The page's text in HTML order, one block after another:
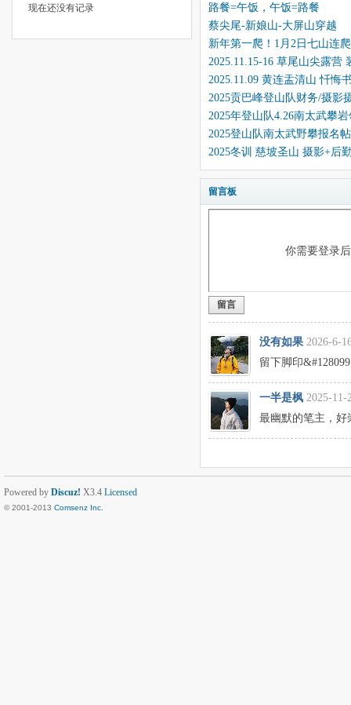
现在还没有记录
路餐=午饭，午饭=路餐
蔡尖尾-新娘山-大屏山穿越
新年第一爬！1月2日七山连爬
2025.11.15-16 草尾山尖露
2025.11.09 黄连盂清山 忏
2025贡巴峰登山队财务/摄
2025年登山队4.26南太武攀
2025登山队南太武野攀报名帖
2025冬训 慈坡圣山 摄影+
留言板
你需要登录
留言
没有如果 2026-6-
留下脚印
一半是枫 2025-11-
最幽默的笔主，
Powered by Discuz! X3.4 Licensed
© 2001-2013 Comsenz Inc.